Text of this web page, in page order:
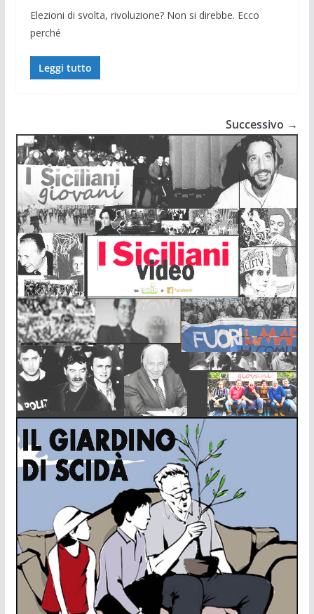
Elezioni di svolta, rivoluzione? Non si direbbe. Ecco
perché
Leggi tutto
Successivo →